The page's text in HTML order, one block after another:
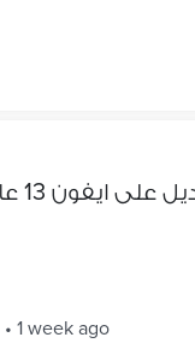
• 1 week ago